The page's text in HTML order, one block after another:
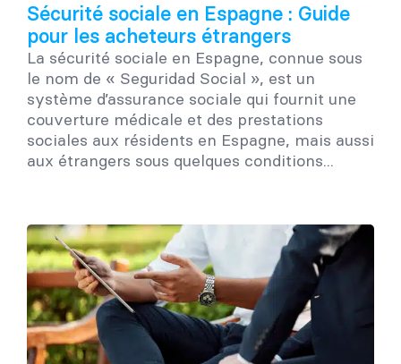
Sécurité sociale en Espagne : Guide
pour les acheteurs étrangers
La sécurité sociale en Espagne, connue sous
le nom de « Seguridad Social », est un
système d’assurance sociale qui fournit une
couverture médicale et des prestations
sociales aux résidents en Espagne, mais aussi
aux étrangers sous quelques conditions...